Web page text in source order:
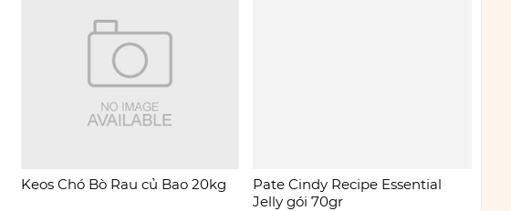
Keos Chó Bò Rau củ Bao 20kg
Pate Cindy Recipe Essential
Jelly gói 70gr